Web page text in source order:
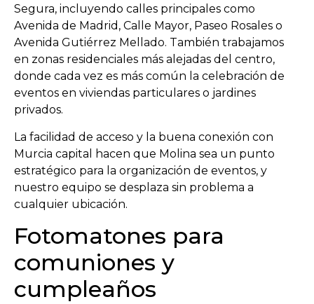
Segura, incluyendo calles principales como
Avenida de Madrid, Calle Mayor, Paseo Rosales o
Avenida Gutiérrez Mellado. También trabajamos
en zonas residenciales más alejadas del centro,
donde cada vez es más común la celebración de
eventos en viviendas particulares o jardines
privados.
La facilidad de acceso y la buena conexión con
Murcia capital hacen que Molina sea un punto
estratégico para la organización de eventos, y
nuestro equipo se desplaza sin problema a
cualquier ubicación.
Fotomatones para
comuniones y
cumpleaños